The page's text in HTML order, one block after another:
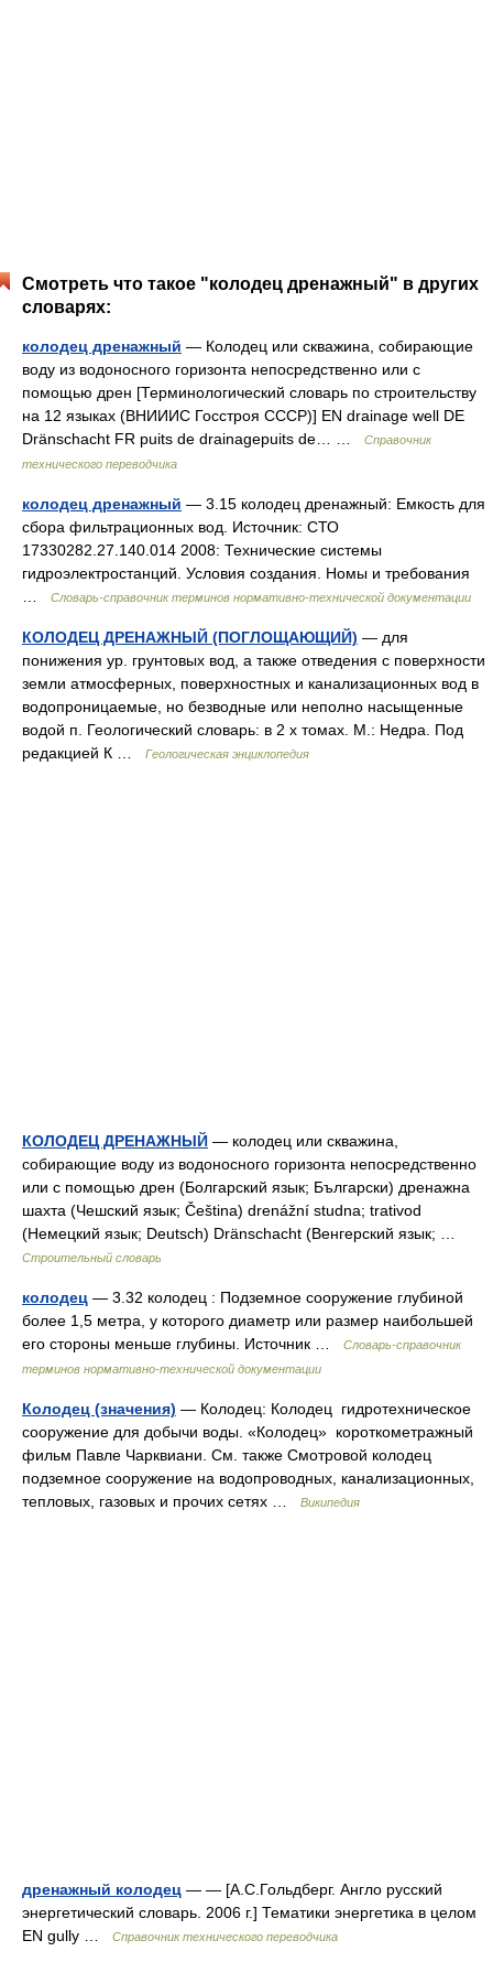
Смотреть что такое "колодец дренажный" в других
словарях:
колодец дренажный — Колодец или скважина, собирающие
воду из водоносного горизонта непосредственно или с
помощью дрен [Терминологический словарь по строительству
на 12 языках (ВНИИИС Госстроя СССР)] EN drainage well DE
Dränschacht FR puits de drainagepuits de… …
Справочник
технического переводчика
колодец дренажный — 3.15 колодец дренажный: Емкость для
сбора фильтрационных вод. Источник: СТО
17330282.27.140.014 2008: Технические системы
гидроэлектростанций. Условия создания. Номы и требования
Словарь-справочник терминов нормативно-технической документации
КОЛОДЕЦ ДРЕНАЖНЫЙ (ПОГЛОЩАЮЩИЙ) — для
понижения ур. грунтовых вод, а также отведения с поверхности
земли атмосферных, поверхностных и канализационных вод в
водопроницаемые, но безводные или неполно насыщенные
водой п. Геологический словарь: в 2 х томах. М.: Недра. Под
редакцией К …
Геологическая энциклопедия
КОЛОДЕЦ ДРЕНАЖНЫЙ — колодец или скважина,
собирающие воду из водоносного горизонта непосредственно
или с помощью дрен (Болгарский язык; Български) дренажна
шахта (Чешский язык; Čeština) drenážní studna; trativod
(Немецкий язык; Deutsch) Dränschacht (Венгерский язык; …
Строительный словарь
колодец — 3.32 колодец : Подземное сооружение глубиной
более 1,5 метра, у которого диаметр или размер наибольшей
его стороны меньше глубины. Источник …
Словарь-справочник
терминов нормативно-технической документации
Колодец (значения) — Колодец: Колодец гидротехническое
сооружение для добычи воды. «Колодец» короткометражный
фильм Павле Чарквиани. См. также Смотровой колодец
подземное сооружение на водопроводных, канализационных,
тепловых, газовых и прочих сетях …
Википедия
дренажный колодец — — [А.С.Гольдберг. Англо русский
энергетический словарь. 2006 г.] Тематики энергетика в целом
EN gully …
Справочник технического переводчика